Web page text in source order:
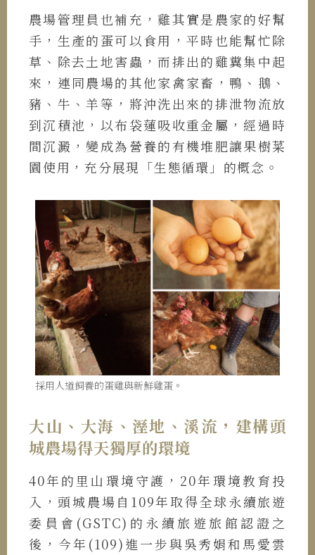
農場管理員也補充，雞其實是農家的好幫
手，生產的蛋可以食用，平時也能幫忙除
草、除去土地害蟲，而排出的雞糞集中起
來，連同農場的其他家禽家畜，鴨、鵝、
豬、牛、羊等，將沖洗出來的排泄物流放
到沉積池，以布袋蓮吸收重金屬，經過時
間沉澱，變成為營養的有機堆肥讓果樹菜
園使用，充分展現「生態循環」的概念。
採用人道飼養的蛋雞與新鮮雞蛋。
大山、大海、溼地、溪流，建構頭
城農場得天獨厚的環境
40年的里山環境守護，20年環境教育投
入，頭城農場自109年取得全球永續旅遊
委員會(GSTC)的永續旅遊旅館認證之
後，今年(109)進一步與吳秀娟和馬愛雲